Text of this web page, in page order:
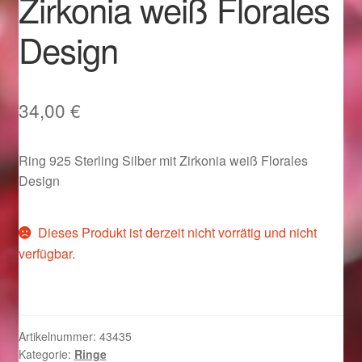
Im Gedenken an
Impressum
Karneval 2015 – Schmuck zu Fasching & Co.
Karneval 2019 – Schmuck zu Fasching & Co.
Karneval 2020 – Schmuck zu Fasching & Co.
Kasse
Design
34,00 €
Ring 925 Sterling Silber mit Zirkonia weiß Florales
Design
Dieses Produkt ist derzeit nicht vorrätig und nicht
verfügbar.
Artikelnummer: 43435
Kategorie: Ringe